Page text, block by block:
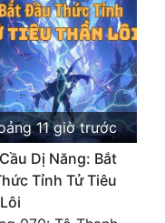
11 giờ trước
Dị Năng: Bắt
Tỉnh Tử Tiêu